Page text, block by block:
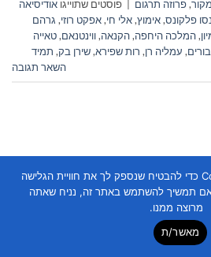
,פרוזה תרגום פוסטים שתוייגו אודיסיאה
פלקונס,אימוץ,אלי חי,אפקט רוזי, גרהם
,המלכה היחפה,הקנאה,ווינטנאם,טאייה
, עמליה רן, רות שפירא,שירן בק, תמיד
השאר תגובה
Copyright 2026 ©
אנו משתמשים בקובצי Cookie כדי להבטיח שנספק לך את חוויית הגלישה
אם תמשיך להשתמש באתר זה, נניח שאתה
מרוצה ממנו.
מאשר/ת